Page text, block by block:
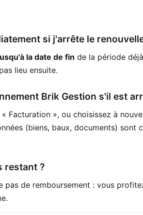
si j'arrête le
la date de fin de la période
lieu ensuite.
Brik Gestion s'il est
Facturation », ou choisissez à
(biens, baux, documents) sont
restant ?
pas de remboursement : vous